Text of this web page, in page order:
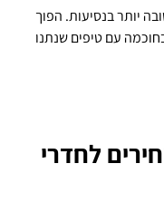
יותר בנסיעות. הפוך
עם טיפים שנתנו
לחדרי